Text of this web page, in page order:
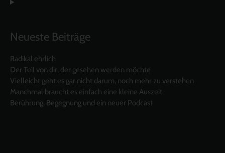
Neueste Beiträge
Radikal ehrlich
Der Teil von dir, der gesehen werden möchte
Vielleicht geht es gar nicht darum, noch mehr zu verstehen
Manchmal braucht es einfach eine kleine Auszeit
Berührung, Begegnung und ein neuer Podcast